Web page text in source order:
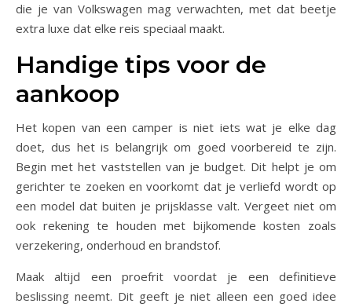
die je van Volkswagen mag verwachten, met dat beetje
extra luxe dat elke reis speciaal maakt.
Handige tips voor de
aankoop
Het kopen van een camper is niet iets wat je elke dag
doet, dus het is belangrijk om goed voorbereid te zijn.
Begin met het vaststellen van je budget. Dit helpt je om
gerichter te zoeken en voorkomt dat je verliefd wordt op
een model dat buiten je prijsklasse valt. Vergeet niet om
ook rekening te houden met bijkomende kosten zoals
verzekering, onderhoud en brandstof.
Maak altijd een proefrit voordat je een definitieve
beslissing neemt. Dit geeft je niet alleen een goed idee